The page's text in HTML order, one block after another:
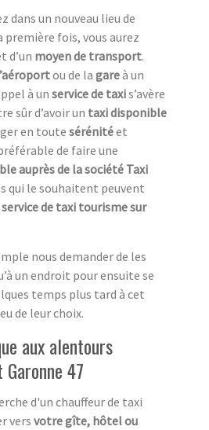
dans un nouveau lieu de
fois, vous aurez
d’un moyen de transport.
ou de la gareà un
à un service de taxis’avère
sûr d’avoir un taxi disponible
en toute sérénitéet
de faire une
auprès de la société Taxi
qui le souhaitent peuvent
service de taxi tourisme sur
nous demander de les
un endroit pour ensuite se
temps plus tard à cet
de leur choix.
aux alentours
47
d'un chauffeur de taxi
vers votre gîte, hôtel ou